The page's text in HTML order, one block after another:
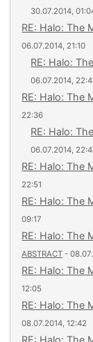
30.07.2014,
RE: Halo: The
06.07.2014, 21:10
RE: Halo:
06.07.2014,
RE: Halo: The
22:36
RE: Halo:
06.07.2014,
RE: Halo: The
22:51
RE: Halo: The
09:17
RE: Halo: The
ABSTRACT -
RE: Halo: The
12:05
RE: Halo: The
08.07.2014, 12:42